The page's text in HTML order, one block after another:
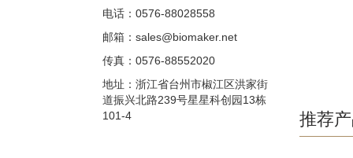
推荐
电话：0576-88028558
邮箱：sales@biomaker.net
传真：0576-88552020
地址：浙江省台州市椒江区洪家街
道振兴北路239号星星科创园13栋
101-4